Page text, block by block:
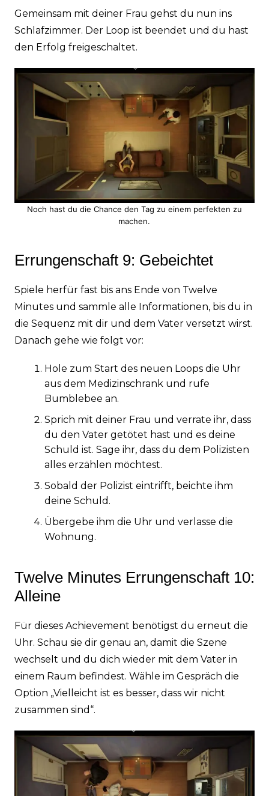
Gemeinsam mit deiner Frau gehst du nun ins
Schlafzimmer. Der Loop ist beendet und du hast
den Erfolg freigeschaltet.
Noch hast du die Chance den Tag zu einem perfekten zu
machen.
Errungenschaft 9: Gebeichtet
Spiele herfür fast bis ans Ende von Twelve
Minutes und sammle alle Informationen, bis du in
die Sequenz mit dir und dem Vater versetzt wirst.
Danach gehe wie folgt vor:
Hole zum Start des neuen Loops die Uhr
aus dem Medizinschrank und rufe
Bumblebee an.
Sprich mit deiner Frau und verrate ihr, dass
du den Vater getötet hast und es deine
Schuld ist. Sage ihr, dass du dem Polizisten
alles erzählen möchtest.
Sobald der Polizist eintrifft, beichte ihm
deine Schuld.
Übergebe ihm die Uhr und verlasse die
Wohnung.
Twelve Minutes Errungenschaft 10:
Alleine
Für dieses Achievement benötigst du erneut die
Uhr. Schau sie dir genau an, damit die Szene
wechselt und du dich wieder mit dem Vater in
einem Raum befindest. Wähle im Gespräch die
Option „Vielleicht ist es besser, dass wir nicht
zusammen sind“.